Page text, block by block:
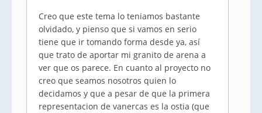
Creo que este tema lo teniamos bastante
olvidado, y pienso que si vamos en serio
tiene que ir tomando forma desde ya, así
que trato de aportar mi granito de arena a
ver que os parece. En cuanto al proyecto no
creo que seamos nosotros quien lo
decidamos y que a pesar de que la primera
representacion de vanercas es la ostia (que